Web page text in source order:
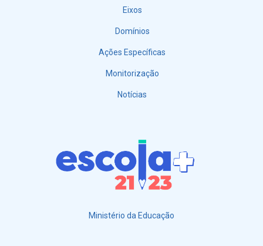
Eixos
Domínios
Ações Específicas
Monitorização
Notícias
Ministério da Educação